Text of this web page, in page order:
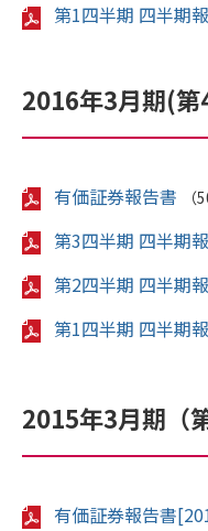
第1四半期 四半期
2016年3月期(第
有価証券報告書 （
第3四半期 四半期
第2四半期 四半期
第1四半期 四半期
2015年3月期（
有価証券報告書